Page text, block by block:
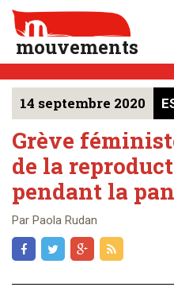
mouvements
DOSSIERS
ARTICLES
LES NUMÉROS
QUI SOMMES NOUS ?
CONTACT
14 septembre 2020
Grève
de la
pendant la
Par Paola Rudan